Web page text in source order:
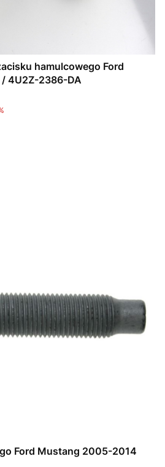
hamulcowego Ford
Mustang 2005-2014 / 4U2Z-2386-DA
Ford Mustang 2005-2014